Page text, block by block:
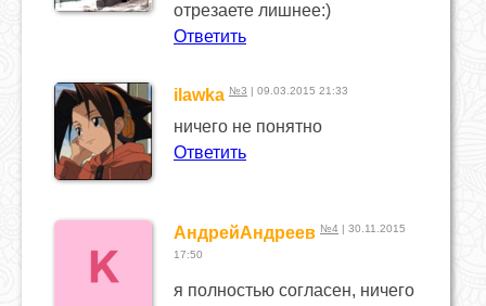
отрезаете лишнее:)
Ответить
ilawka №3 | 09.03.2015 21:33
ничего не понятно
Ответить
АндрейАндреев №4 | 30.11.2015
17:50
я полностью согласен, ничего